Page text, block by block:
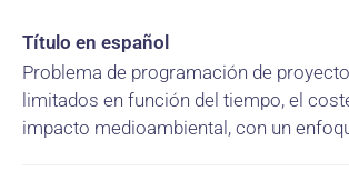
Título en español
Problema de programación de
limitados en función del tiempo, el
impacto medioambiental, con un